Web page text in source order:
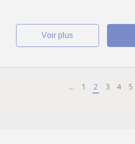
voir plus
... 1 2 3 4 5